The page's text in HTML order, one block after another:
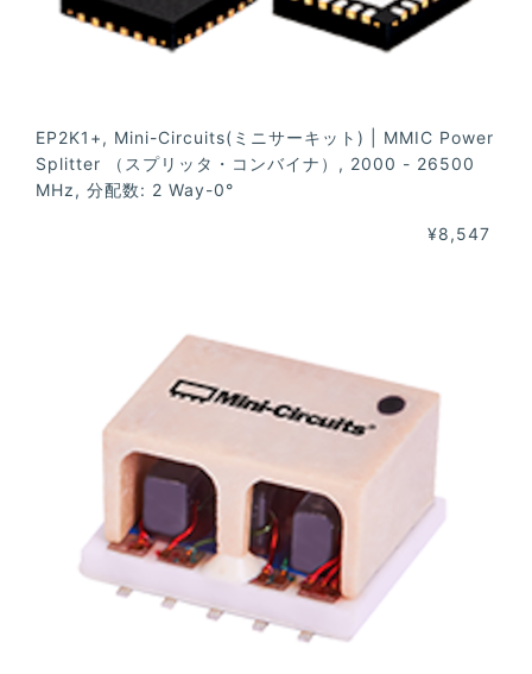
EP2K1+, Mini-Circuits(ミニサーキット) | MMIC Power
Splitter （スプリッタ・コンバイナ）, 2000 - 26500
MHz, 分配数: 2 Way-0°
¥8,547